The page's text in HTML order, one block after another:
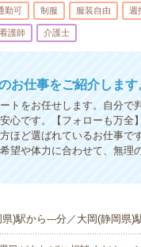
勤可 制服 服装自由 週
看護師 介護士
お仕事をご紹介します
トをお任せします。自分で
心です。【フォローも万全
ほど選ばれているお仕事で
望や体力に合わせて、無理
)駅から---分／大岡(静岡県)